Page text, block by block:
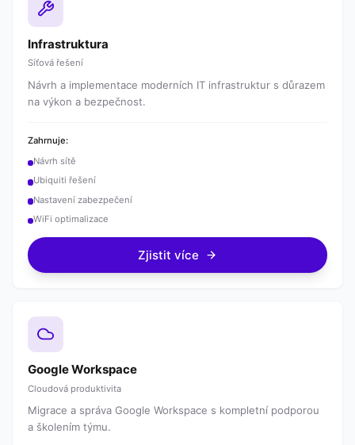
Infrastruktura
Síťová řešení
Návrh a implementace moderních IT infrastruktur s důrazem
na výkon a bezpečnost.
Zahrnuje:
Návrh sítě
Ubiquiti řešení
Nastavení zabezpečení
WiFi optimalizace
Zjistit více
Google Workspace
Cloudová produktivita
Migrace a správa Google Workspace s kompletní podporou
a školením týmu.